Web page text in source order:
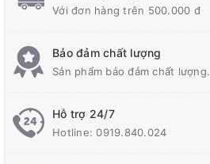
Với đơn hàng trên 500.000 đ
Bảo đảm chất lượng
Sản phẩm bảo đảm chất lượng.
Hỗ trợ 24/7
Hotline:0919.840.024